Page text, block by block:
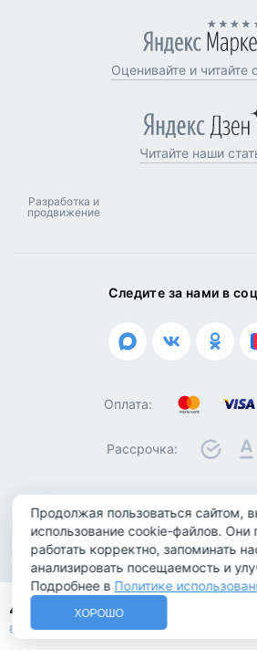
434 000 ₽
543 000 ₽Позвонить
Продолжая пользоваться сайтом,
использование cookie-файлов. Они
работать корректно, запоминать
анализировать посещаемость и
Подробнее в Политике
ХОРОШО
Следите за нами в
Оплата:
Рассрочка:
© 2026 ООО "Биотроника". Все
Политика конфиденциальности
Политика обработки персональных
Политика использования cookie-файлов
Оценивайте и читайте
Читайте наши
Разработка и
продвижение
Не является публичной